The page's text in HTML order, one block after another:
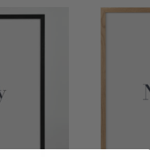
det fortjener.
som gir kunsten din